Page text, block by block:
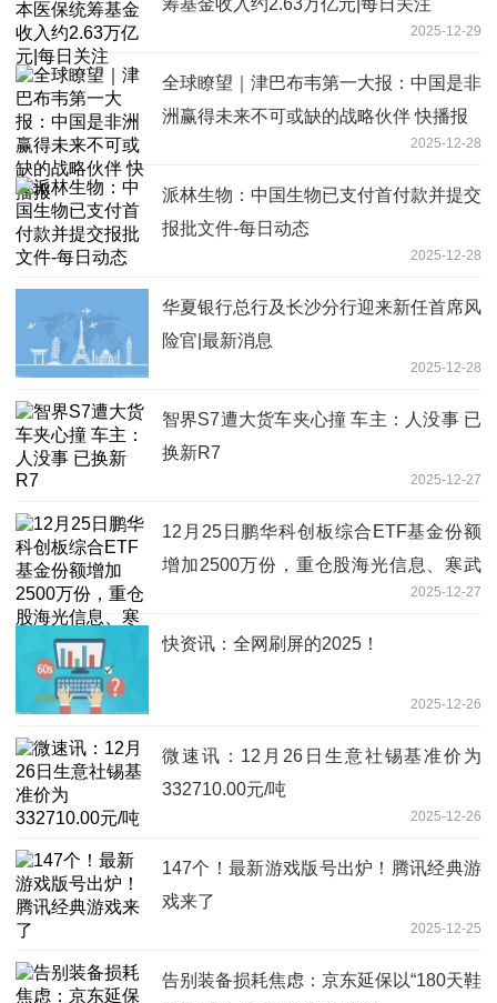
筹基金收入约2.63万亿元|每日关注
2025-12-29
全球瞭望｜津巴布韦第一大报：中国是非
洲赢得未来不可或缺的战略伙伴 快播报
2025-12-28
派林生物：中国生物已支付首付款并提交
报批文件-每日动态
2025-12-28
华夏银行总行及长沙分行迎来新任首席风
险官|最新消息
2025-12-28
智界S7遭大货车夹心撞 车主：人没事 已
换新R7
2025-12-27
12月25日鹏华科创板综合ETF基金份额
增加2500万份，重仓股海光信息、寒武
2025-12-27
快资讯：全网刷屏的2025！
2025-12-26
微速讯：12月26日生意社锡基准价为
332710.00元/吨
2025-12-26
147个！最新游戏版号出炉！腾讯经典游
戏来了
2025-12-25
告别装备损耗焦虑：京东延保以“180天鞋